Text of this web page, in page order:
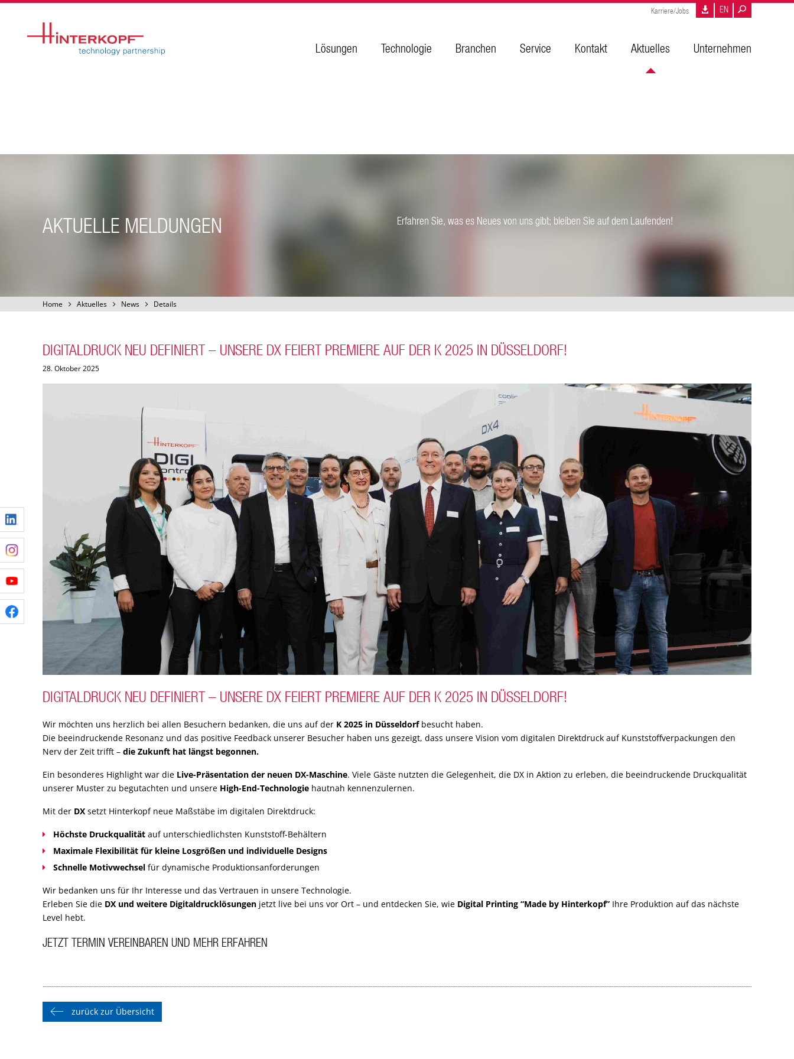
Lösungen Technologie Branchen Service Kontakt Aktuelles Unternehmen
Karriere/Jobs EN
AKTUELLE MELDUNGEN Erfahren Sie, was es Neues von uns gibt; bleiben Sie auf dem Laufenden!
Home Aktuelles News Details
DIGITALDRUCK NEU DEFINIERT – UNSERE DX FEIERT PREMIERE AUF DER K 2025 IN DÜSSELDORF!
28. Oktober 2025
DIGITALDRUCK NEU DEFINIERT – UNSERE DX FEIERT PREMIERE AUF DER K 2025 IN DÜSSELDORF!
Wir möchten uns herzlich bei allen Besuchern bedanken, die uns auf der K 2025 in Düsseldorfbesucht haben.
Die beeindruckende Resonanz und das positive Feedback unserer Besucher haben uns gezeigt, dass unsere Vision vom digitalen Direktdruck auf Kunststoffverpackungen den
Nerv der Zeit trifft – die Zukunft hat längst begonnen.
Ein besonderes Highlight war die Live-Präsentation der neuen DX-Maschine. Viele Gäste nutzten die Gelegenheit, die DX in Aktion zu erleben, die beeindruckende Druckqualität
unserer Muster zu begutachten und unsere High-End-Technologie hautnah kennenzulernen.
Mit der DX setzt Hinterkopf neue Maßstäbe im digitalen Direktdruck:
Höchste Druckqualität auf unterschiedlichsten Kunststoff-Behältern
Maximale Flexibilität für kleine Losgrößen und individuelle Designs
Schnelle Motivwechsel für dynamische Produktionsanforderungen
Wir bedanken uns für Ihr Interesse und das Vertrauen in unsere Technologie.
Erleben Sie die DX und weitere Digitaldrucklösungen jetzt live bei uns vor Ort – und entdecken Sie, wie Digital Printing “Made by Hinterkopf” Ihre Produktion auf das nächste
Level hebt.
JETZT TERMIN VEREINBAREN UND MEHR ERFAHREN
zurück zur Übersicht